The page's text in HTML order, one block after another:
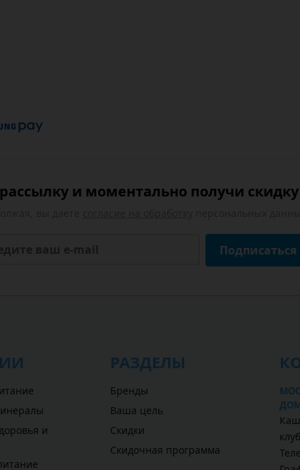
и моментально получи скидку
Подписаться
и
РАЗДЕЛЫ
Бренды
Ваша цель
Скидки
Скидочная программа